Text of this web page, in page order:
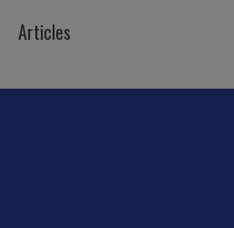
Articles